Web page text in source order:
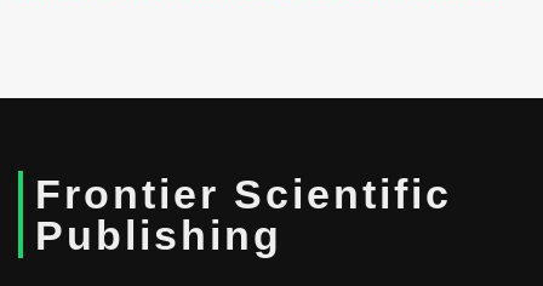
Frontier Scientific
Publishing